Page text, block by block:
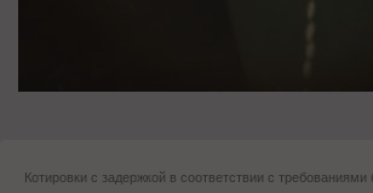
Котировки с задержкой в соответствии с